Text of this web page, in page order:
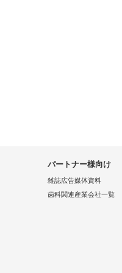
パートナー様向け
雑誌広告媒体資料
歯科関連産業会社一覧